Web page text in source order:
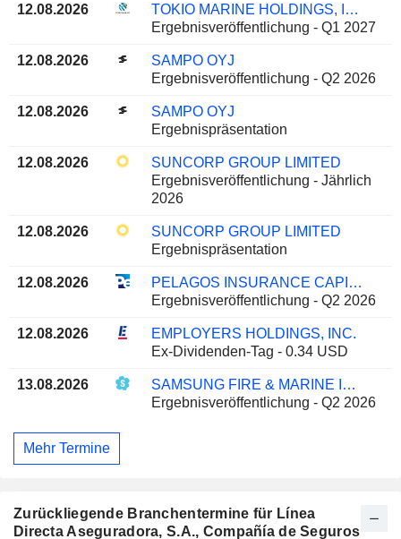
12.08.2026
TOKIO MARINE HOLDINGS, INC.
Ergebnisveröffentlichung - Q1 2027
12.08.2026
SAMPO OYJ
Ergebnisveröffentlichung - Q2 2026
12.08.2026
SAMPO OYJ
Ergebnispräsentation
12.08.2026
SUNCORP GROUP LIMITED
Ergebnisveröffentlichung - Jährlich
2026
12.08.2026
SUNCORP GROUP LIMITED
Ergebnispräsentation
12.08.2026
PELAGOS INSURANCE CAPITAL LIMITED
Ergebnisveröffentlichung - Q2 2026
12.08.2026
EMPLOYERS HOLDINGS, INC.
Ex-Dividenden-Tag - 0.34 USD
13.08.2026
SAMSUNG FIRE & MARINE INSURANCE CO., LTD.
Ergebnisveröffentlichung - Q2 2026
Mehr Termine
Zurückliegende Branchentermine für Línea
Directa Aseguradora, S.A., Compañía de Seguros